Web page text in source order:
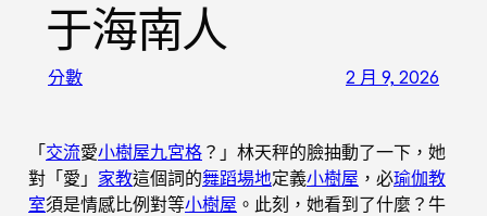
于海南人
分數 2 月 9, 2026
「交流愛小樹屋九宮格 ？」林天秤的臉抽動了一下，她
對「愛」 家教這個詞的舞蹈場地定義小樹屋 ，必瑜伽教
室須是情感比例對等小樹屋 。此刻，她看到了什麼？牛